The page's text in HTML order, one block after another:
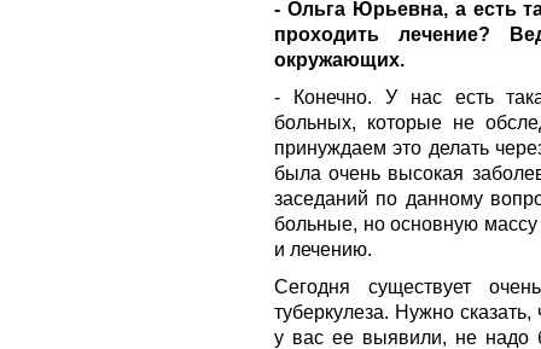
- Ольга Юрьевна, а есть
проходить лечение?
окружающих.
- Конечно. У нас есть
больных, которые не
принуждаем это делать
была очень высокая
заседаний по данному
больные, но основную
и лечению.
Сегодня существует
туберкулеза. Нужно
у вас ее выявили, не надо